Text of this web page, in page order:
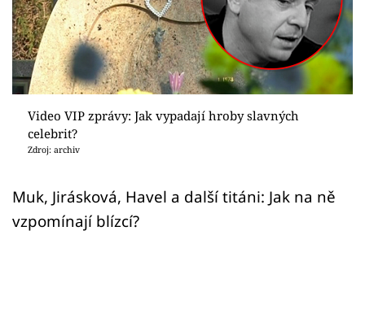
Sex a vztahy
Videa
Sledujte prima+
Přihlášení
Sledujte nás
Video VIP zprávy: Jak vypadají hroby slavných
celebrit?
Zdroj: archiv
Muk, Jirásková, Havel a další titáni: Jak na ně
vzpomínají blízcí?